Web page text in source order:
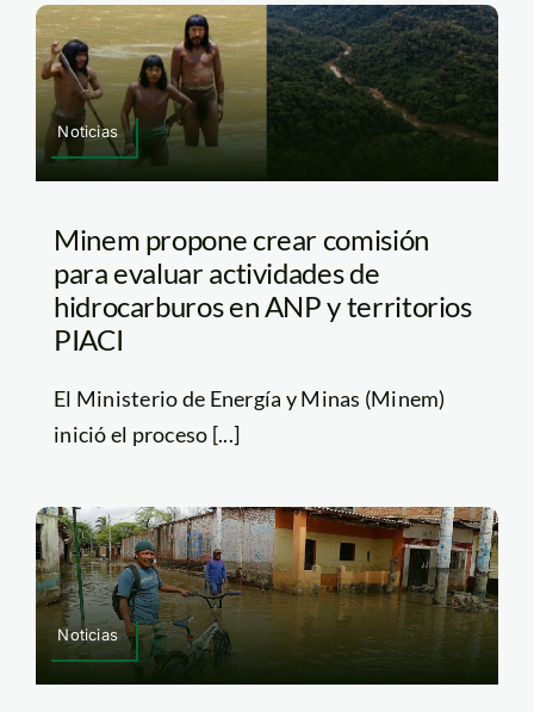
Noticias
Minem propone crear comisión
para evaluar actividades de
hidrocarburos en ANP y territorios
PIACI
El Ministerio de Energía y Minas (Minem)
inició el proceso [...]
Noticias